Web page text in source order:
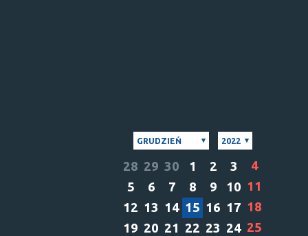
GRUDZIEŃ 2022
28 29 30 1 2 3
4
5
6 7 8 9 10 11
12 13 14 15 16 17 18
19 20 21 22 23 24 25